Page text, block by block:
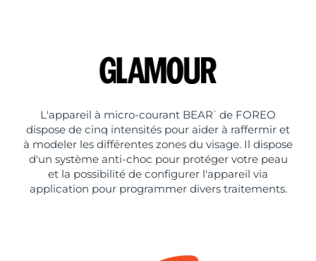
L'appareil à micro-courant BEAR ™
de FOREO
dispose de cinq intensités pour aider à raffermir et
à modeler les différentes zones du visage. Il dispose
d'un système anti-choc pour protéger votre peau
et la possibilité de configurer l'appareil via
application pour programmer divers traitements.